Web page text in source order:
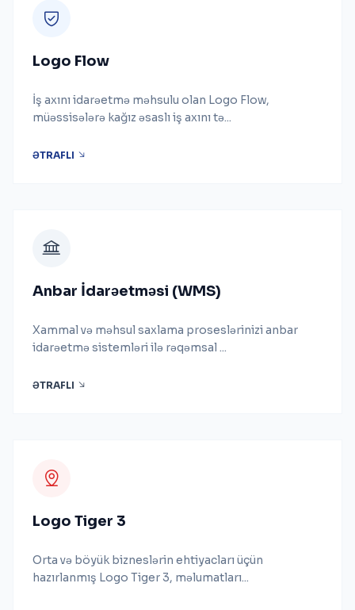
Logo Flow
İş axını idarəetmə məhsulu olan Logo Flow,
müəssisələrə kağız əsaslı iş axını tə...
ƏTRAFLI
Anbar İdarəetməsi (WMS)
Xammal və məhsul saxlama proseslərinizi anbar
idarəetmə sistemləri ilə rəqəmsal ...
ƏTRAFLI
Logo Tiger 3
Orta və böyük bizneslərin ehtiyacları üçün
hazırlanmış Logo Tiger 3, məlumatları...